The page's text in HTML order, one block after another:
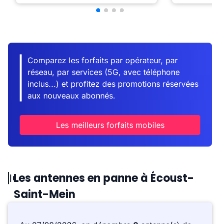
Comparez les forfaits par opérateur, par
réseau, par services (5G, avec téléphone
inclus...) et profitez des promotions réservées
aux nouveaux abonnés.
Les meilleurs forfaits mobiles
Les antennes en panne à Écoust-
Saint-Mein